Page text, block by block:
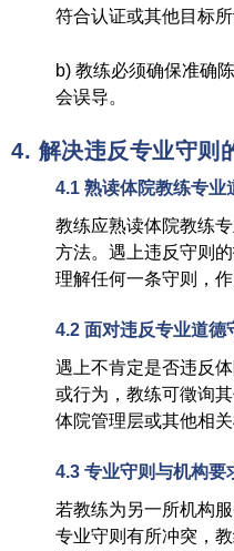
符合认证或其他目标所
b) 教练必须确保准确
会误导。
4. 解决违反专业守则
4.1 熟读体院教练专业
教练应熟读体院教练
方法。遇上违反守则
理解任何一条守则，作
4.2 面对违反专业道德
遇上不肯定是否违反
或行为，教练可徵询
体院管理层或其他相
4.3 专业守则与机构要
若教练为另一所机构
专业守则有所冲突，